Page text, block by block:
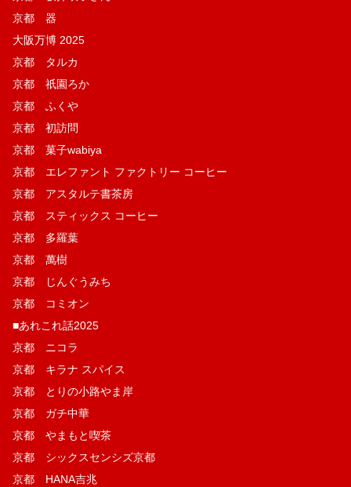
京都 器
大阪万博 2025
京都 タルカ
京都 祇園ろか
京都 ふくや
京都 初訪問
京都 菓子wabiya
京都 エレファント ファクトリー コーヒー
京都 アスタルテ書茶房
京都 スティックス コーヒー
京都 多羅葉
京都 萬樹
京都 じんぐうみち
京都 コミオン
■あれこれ話2025
京都 ニコラ
京都 キラナ スパイス
京都 とりの小路やま岸
京都 ガチ中華
京都 やまもと喫茶
京都 シックスセンシズ京都
京都 HANA吉兆